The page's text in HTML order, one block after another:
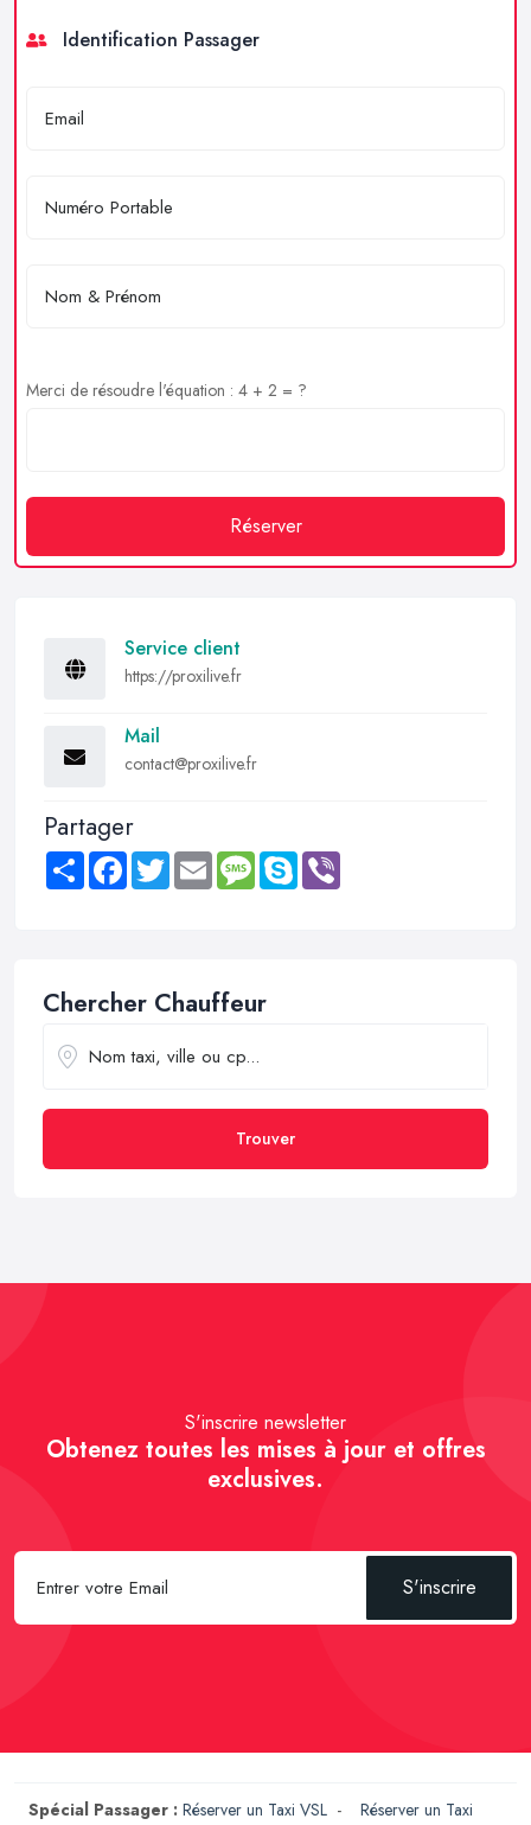
Identification Passager
Merci de résoudre l'équation : 4 + 2 = ?
Réserver
Service client
https://proxilive.fr
Mail
contact@proxilive.fr
Partager
Share FacebookTwitter Email MessageSkype
Chercher Chauffeur
Trouver
S'inscrire newsletter
Obtenez toutes les mises à jour et offres
exclusives.
S'inscrire
Spécial Passager : Réserver un Taxi VSL - Réserver un Taxi